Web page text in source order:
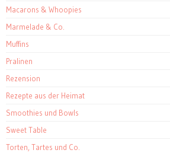
Macarons & Whoopies
Marmelade & Co.
Muffins
Pralinen
Rezension
Rezepte aus der Heimat
Smoothies und Bowls
Sweet Table
Torten, Tartes und Co.